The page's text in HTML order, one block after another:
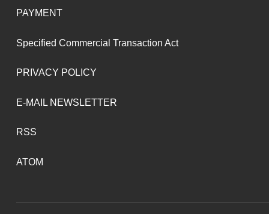
PAYMENT
Specified Commercial Transaction Act
PRIVACY POLICY
E-MAIL NEWSLETTER
RSS
ATOM